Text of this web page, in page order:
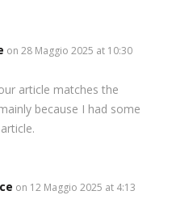
on 28 Maggio 2025 at 10:30
article matches the
because I had some
on 12 Maggio 2025 at 4:13